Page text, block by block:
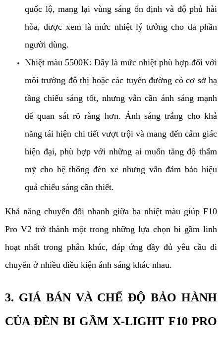
quốc lộ, mang lại vùng sáng ổn định và độ phủ hài
hòa, được xem là mức nhiệt lý tưởng cho đa phần
người dùng.
Nhiệt màu 5500K: Đây là mức nhiệt phù hợp đối với
môi trường đô thị hoặc các tuyến đường có cơ sở hạ
tầng chiếu sáng tốt, nhưng vẫn cần ánh sáng mạnh
để quan sát rõ ràng hơn. Ánh sáng trắng cho khả
năng tái hiện chi tiết vượt trội và mang đến cảm giác
hiện đại, phù hợp với những ai muốn tăng độ thẩm
mỹ cho hệ thống đèn xe nhưng vẫn đảm bảo hiệu
quả chiếu sáng cần thiết.
Khả năng chuyển đổi nhanh giữa ba nhiệt màu giúp F10
Pro V2 trở thành một trong những lựa chọn bi gầm linh
hoạt nhất trong phân khúc, đáp ứng đầy đủ yêu cầu di
chuyển ở nhiều điều kiện ánh sáng khác nhau.
3. GIÁ BÁN VÀ CHẾ ĐỘ BẢO HÀNH
CỦA ĐÈN BI GẦM X-LIGHT F10 PRO